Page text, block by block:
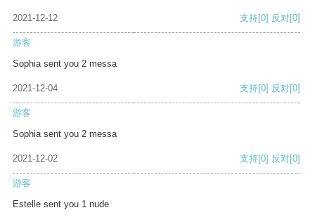
2021-12-12 支持[0] 反对[0]
游客
Sophia sent you 2 messa
2021-12-04 支持[0] 反对[0]
游客
Sophia sent you 2 messa
2021-12-02 支持[0] 反对[0]
游客
Estelle sent you 1 nude